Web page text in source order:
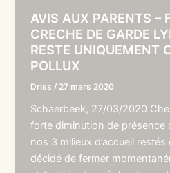
AVIS AUX PARENTS –
CRECHE DE GARDE
RESTE UNIQUEMENT
POLLUX
Driss / 27 mars 2020
Schaerbeek, 27/03/2020
forte diminution de présence
nos 3 milieux d’accueil
décidé de fermer